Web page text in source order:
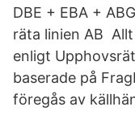
DBE + EBA +
räta linien AB
enligt
baserade på
föregås av